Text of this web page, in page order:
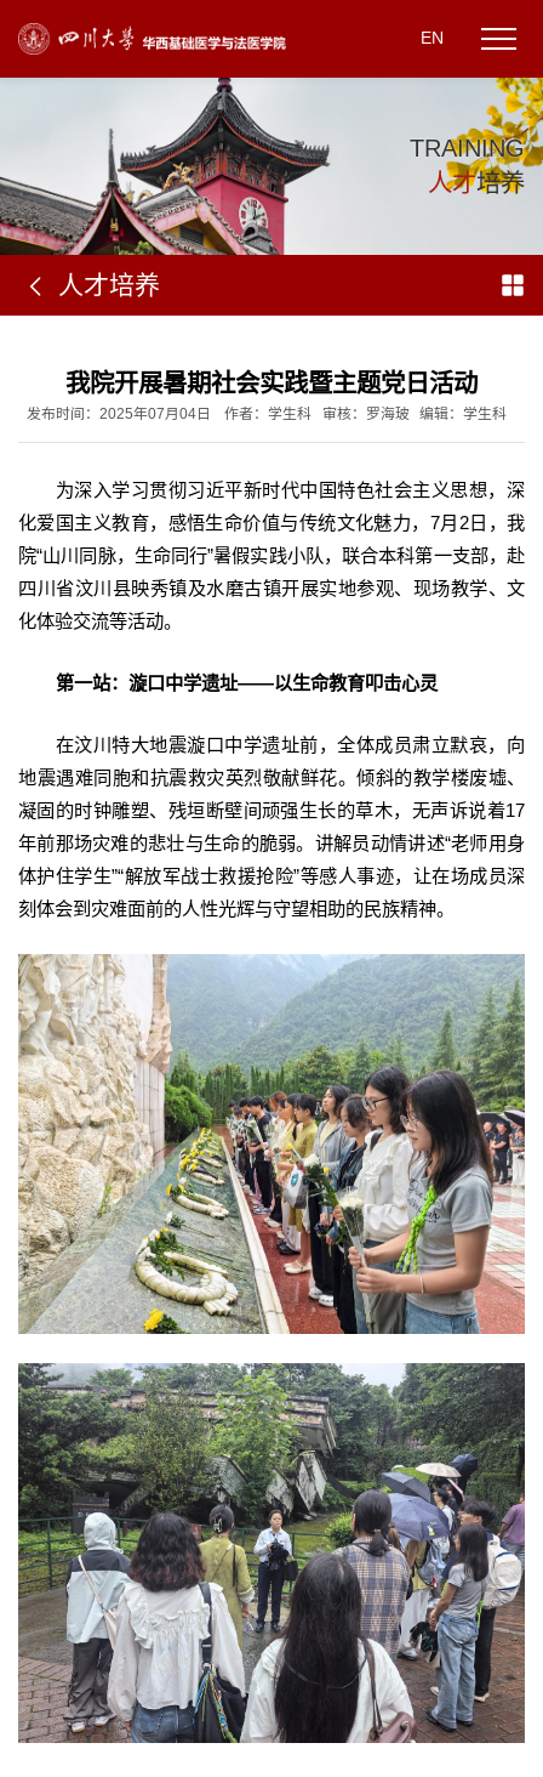
EN
TRAINING
人才培养
人才培养
我院开展暑期社会实践暨主题党日活动
发布时间：2025年07月04日 作者：学生科 审核：罗海玻 编辑：学生科
为深入学习贯彻习近平新时代中国特色社会主义思想，深
化爱国主义教育，感悟生命价值与传统文化魅力，7月2日，我
院“山川同脉，生命同行”暑假实践小队，联合本科第一支部，赴
四川省汶川县映秀镇及水磨古镇开展实地参观、现场教学、文
化体验交流等活动。
第一站：漩口中学遗址——以生命教育叩击心灵
在汶川特大地震漩口中学遗址前，全体成员肃立默哀，向
地震遇难同胞和抗震救灾英烈敬献鲜花。倾斜的教学楼废墟、
凝固的时钟雕塑、残垣断壁间顽强生长的草木，无声诉说着17
年前那场灾难的悲壮与生命的脆弱。讲解员动情讲述“老师用身
体护住学生”“解放军战士救援抢险”等感人事迹，让在场成员深
刻体会到灾难面前的人性光辉与守望相助的民族精神。